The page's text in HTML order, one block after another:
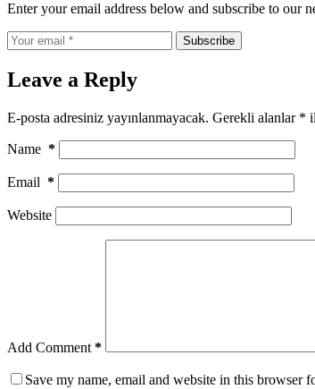
Enter your email address below and subscribe to our
Subscribe
Leave a Reply
E-posta adresiniz yayınlanmayacak. Gerekli alanlar *
Name *
Email *
Website
Add Comment *
Save my name, email and website in this browser